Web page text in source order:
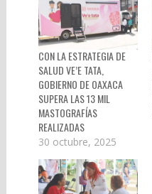
CON LA ESTRATEGIA DE
SALUD VE’E TATA,
GOBIERNO DE OAXACA
SUPERA LAS 13 MIL
MASTOGRAFÍAS
REALIZADAS
30 octubre, 2025